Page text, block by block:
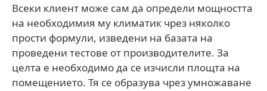
Всеки клиент може сам да определи мощността
на необходимия му климатик чрез няколко
прости формули, изведени на базата на
проведени тестове от производителите. За
целта е необходимо да се изчисли площта на
помещението. Тя се образува чрез умножаване